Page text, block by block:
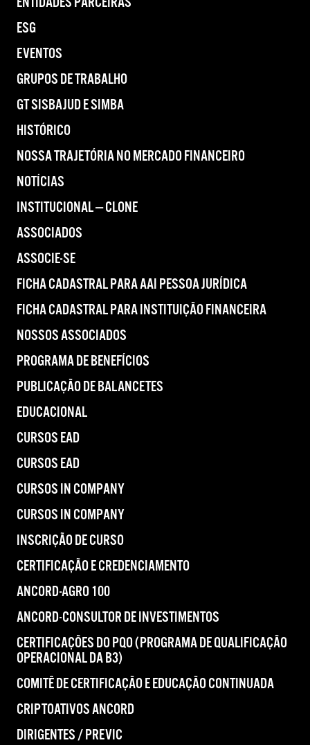
ESG
EVENTOS
GRUPOS DE TRABALHO
GT SISBAJUD E SIMBA
HISTÓRICO
NOSSA TRAJETÓRIA NO MERCADO FINANCEIRO
NOTÍCIAS
INSTITUCIONAL — CLONE
ASSOCIADOS
ASSOCIE-SE
FICHA CADASTRAL PARA AAI PESSOA JURÍDICA
FICHA CADASTRAL PARA INSTITUIÇÃO FINANCEIRA
NOSSOS ASSOCIADOS
PROGRAMA DE BENEFÍCIOS
PUBLICAÇÃO DE BALANCETES
EDUCACIONAL
CURSOS EAD
CURSOS EAD
CURSOS IN COMPANY
CURSOS IN COMPANY
INSCRIÇÃO DE CURSO
CERTIFICAÇÃO E CREDENCIAMENTO
ANCORD-AGRO 100
ANCORD-CONSULTOR DE INVESTIMENTOS
CERTIFICAÇÕES DO PQO (PROGRAMA DE QUALIFICAÇÃO
OPERACIONAL DA B3)
COMITÊ DE CERTIFICAÇÃO E EDUCAÇÃO CONTINUADA
CRIPTOATIVOS ANCORD
DIRIGENTES / PREVIC